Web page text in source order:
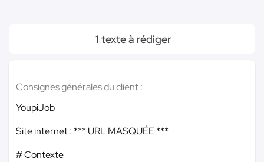
1 texte à rédiger
Consignes générales du client :
YoupiJob
Site internet : *** URL MASQUÉE ***
# Contexte